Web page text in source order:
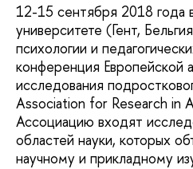
12-15 сентября 2018 года
университете (Гент,
психологии и
конференция Европейской
исследования
Association for Research in
Ассоциацию входят
областей науки, которых
научному и прикладному